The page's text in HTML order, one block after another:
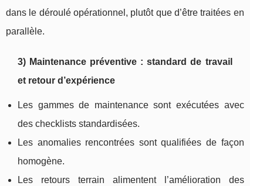
dans le déroulé opérationnel, plutôt que d’être traitées en
parallèle.
3) Maintenance préventive : standard de travail
et retour d’expérience
Les gammes de maintenance sont exécutées avec
des checklists standardisées.
Les anomalies rencontrées sont qualifiées de façon
homogène.
Les retours terrain alimentent l’amélioration des